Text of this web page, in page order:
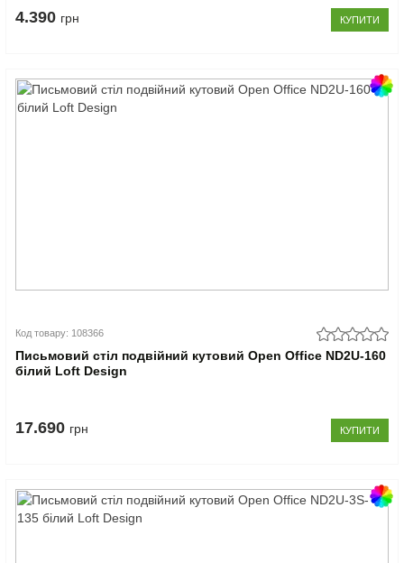
4.390 грн КУПИТИ
Код товару: 108366
Письмовий стіл подвійний кутовий Open Office ND2U-160
білий Loft Design
17.690 грн КУПИТИ